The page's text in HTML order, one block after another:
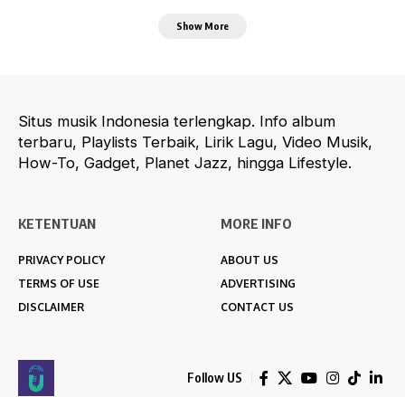
Show More
Situs musik Indonesia terlengkap. Info album
terbaru, Playlists Terbaik, Lirik Lagu, Video Musik,
How-To, Gadget, Planet Jazz, hingga Lifestyle.
KETENTUAN
PRIVACY POLICY
TERMS OF USE
DISCLAIMER
MORE INFO
ABOUT US
ADVERTISING
CONTACT US
Follow US